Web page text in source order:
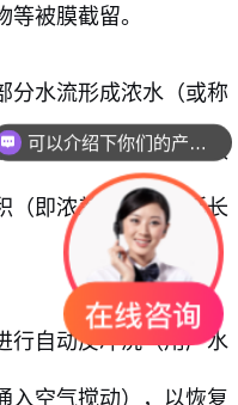
被膜截留。
分水流形成浓水（或称
排出。这种设计能有效
（即浓差极化），延长
行自动反冲洗（用产水
入空气搅动），以恢复
可以介绍下你们的产品么